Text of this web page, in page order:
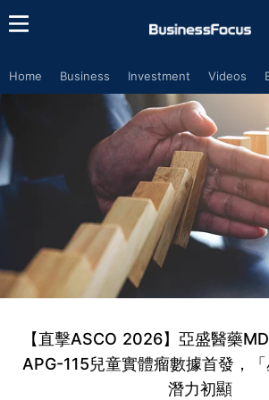
Home Business Investment Videos
【直擊ASCO 2026】亞盛醫藥
APG-115兒童實體瘤數據首發，
潛力初顯